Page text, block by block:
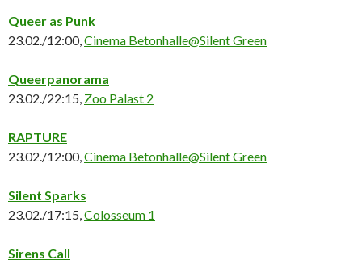
Queer as Punk
23.02./12:00,Cinema Betonhalle@Silent Green
Queerpanorama
23.02./22:15, Zoo Palast 2
RAPTURE
23.02./12:00,Cinema Betonhalle@Silent Green
Silent Sparks
23.02./17:15,Colosseum 1
Sirens Call